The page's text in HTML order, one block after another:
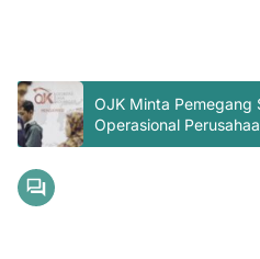
OJK Minta Pemegang
Operasional